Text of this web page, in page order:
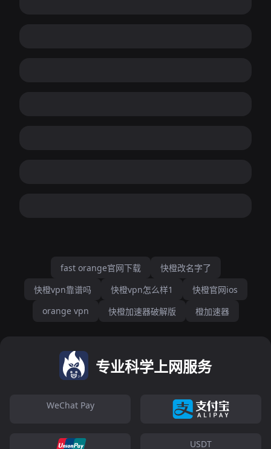
fast orange官网下载
快橙改名字了
快橙vpn靠谱吗
快橙vpn怎么样1
快橙官网ios
orange vpn
快橙加速器破解版 橙加速器
专业科学上网服务
WeChat Pay
USDT